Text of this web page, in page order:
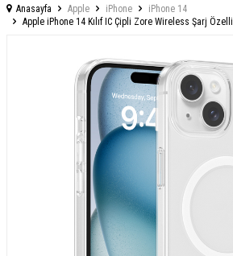
Anasayfa Apple iPhone
iPhone 14
Apple iPhone 14 Kılıf IC Çipli Zore Wireless Şarj